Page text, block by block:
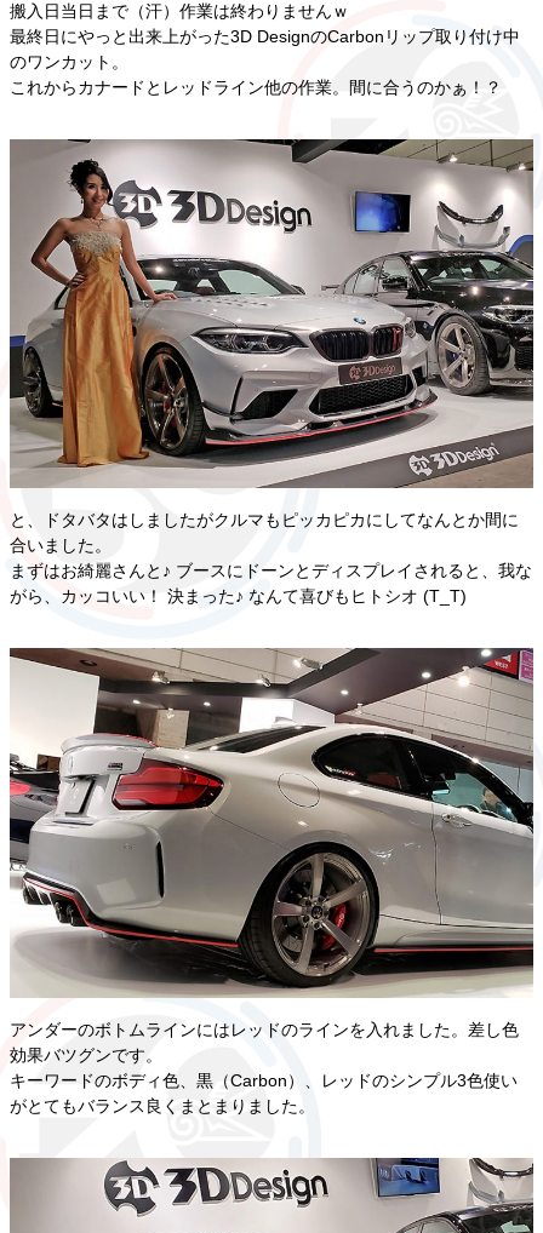
搬入日当日まで（汗）作業は終わりませんｗ
最終日にやっと出来上がった3D DesignのCarbonリップ取り付け中
のワンカット。
これからカナードとレッドライン他の作業。間に合うのかぁ！？
と、ドタバタはしましたがクルマもピッカピカにしてなんとか間に
合いました。
まずはお綺麗さんと♪ ブースにドーンとディスプレイされると、我な
がら、カッコいい！ 決まった♪ なんて喜びもヒトシオ (T_T)
アンダーのボトムラインにはレッドのラインを入れました。差し色
効果バツグンです。
キーワードのボディ色、黒（Carbon）、レッドのシンプル3色使い
がとてもバランス良くまとまりました。